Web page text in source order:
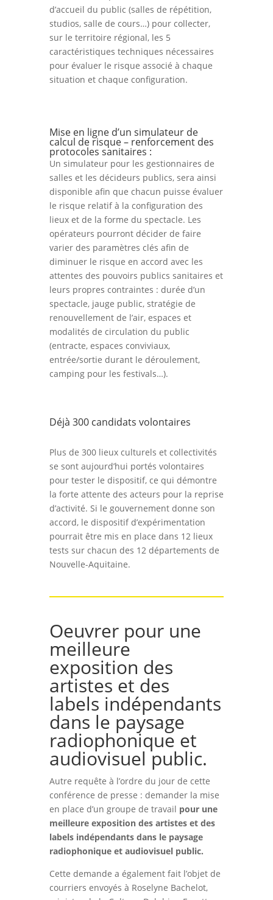
d’accueil du public (salles de répétition,
studios, salle de cours…) pour collecter,
sur le territoire régional, les 5
caractéristiques techniques nécessaires
pour évaluer le risque associé à chaque
situation et chaque configuration.
Mise en ligne d’un simulateur de
calcul de risque – renforcement des
protocoles sanitaires :
Un simulateur pour les gestionnaires de
salles et les décideurs publics, sera ainsi
disponible afin que chacun puisse évaluer
le risque relatif à la configuration des
lieux et de la forme du spectacle. Les
opérateurs pourront décider de faire
varier des paramètres clés afin de
diminuer le risque en accord avec les
attentes des pouvoirs publics sanitaires et
leurs propres contraintes : durée d’un
spectacle, jauge public, stratégie de
renouvellement de l’air, espaces et
modalités de circulation du public
(entracte, espaces conviviaux,
entrée/sortie durant le déroulement,
camping pour les festivals…).
Déjà 300 candidats volontaires
Plus de 300 lieux culturels et collectivités
se sont aujourd’hui portés volontaires
pour tester le dispositif, ce qui démontre
la forte attente des acteurs pour la reprise
d’activité. Si le gouvernement donne son
accord, le dispositif d’expérimentation
pourrait être mis en place dans 12 lieux
tests sur chacun des 12 départements de
Nouvelle-Aquitaine.
Oeuvrer pour une
meilleure
exposition des
artistes et des
labels indépendants
dans le paysage
radiophonique et
audiovisuel public.
Autre requête à l’ordre du jour de cette
conférence de presse : demander la mise
en place d’un groupe de travail pour une
meilleure exposition des artistes et des
labels indépendants dans le paysage
radiophonique et audiovisuel public.
Cette demande a également fait l’objet de
courriers envoyés à Roselyne Bachelot,